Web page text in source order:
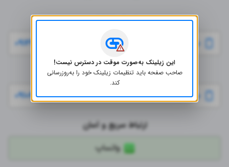
راه‌های ارتباطی
فروشنده سنگ قبر ۰۹۱۲۷۲۷۹۷۱۷
راه‌های ارتباطی
فروشنده سنگ قبر ۰۹۱۰۲۲۰۳۸۰۷
ارتباط سریع و آسان
واتساپ
این زیلینک به‌صورت موقت در دسترس نیست!
صاحب صفحه باید تنظیمات زیلینک خود را به‌روز‌رسانی
کند.